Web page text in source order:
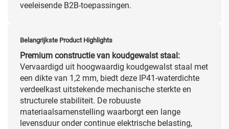
veeleisende B2B-toepassingen.
Belangrijkste Product Highlights
Premium constructie van koudgewalst staal:
Vervaardigd uit hoogwaardig koudgewalst staal met
een dikte van 1,2 mm, biedt deze IP41-waterdichte
verdeelkast uitstekende mechanische sterkte en
structurele stabiliteit. De robuuste
materiaalsamenstelling waarborgt een lange
levensduur onder continue elektrische belasting,